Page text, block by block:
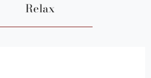
Relax